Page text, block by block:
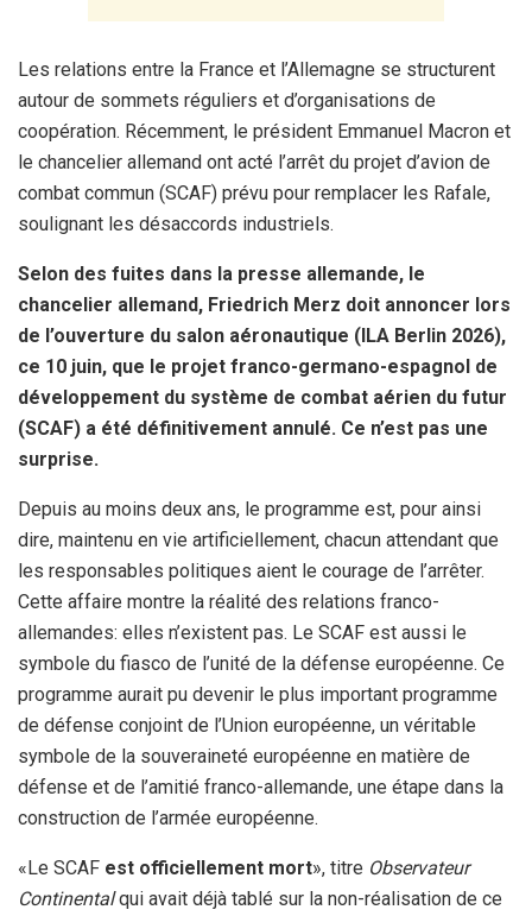
Les relations entre la France et l’Allemagne se structurent
autour de sommets réguliers et d’organisations de
coopération. Récemment, le président Emmanuel Macron et
le chancelier allemand ont acté l’arrêt du projet d’avion de
combat commun (SCAF) prévu pour remplacer les Rafale,
soulignant les désaccords industriels.
Selon des fuites dans la presse allemande, le
chancelier allemand, Friedrich Merz doit annoncer lors
de l’ouverture du salon aéronautique (ILA Berlin 2026),
ce 10 juin, que le projet franco-germano-espagnol de
développement du système de combat aérien du futur
(SCAF) a été définitivement annulé. Ce n’est pas une
surprise.
Depuis au moins deux ans, le programme est, pour ainsi
dire, maintenu en vie artificiellement, chacun attendant que
les responsables politiques aient le courage de l’arrêter.
Cette affaire montre la réalité des relations franco-
allemandes: elles n’existent pas. Le SCAF est aussi le
symbole du fiasco de l’unité de la défense européenne. Ce
programme aurait pu devenir le plus important programme
de défense conjoint de l’Union européenne, un véritable
symbole de la souveraineté européenne en matière de
défense et de l’amitié franco-allemande, une étape dans la
construction de l’armée européenne.
«Le SCAF est officiellement mort», titre Observateur
Continentalqui avait déjà tablé sur la non-réalisation de ce